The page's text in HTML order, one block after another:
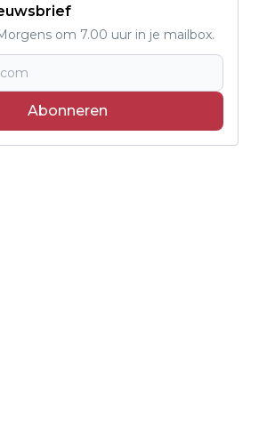
om 7.00 uur in je mailbox.
Abonneren